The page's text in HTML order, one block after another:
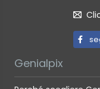
Genialpix